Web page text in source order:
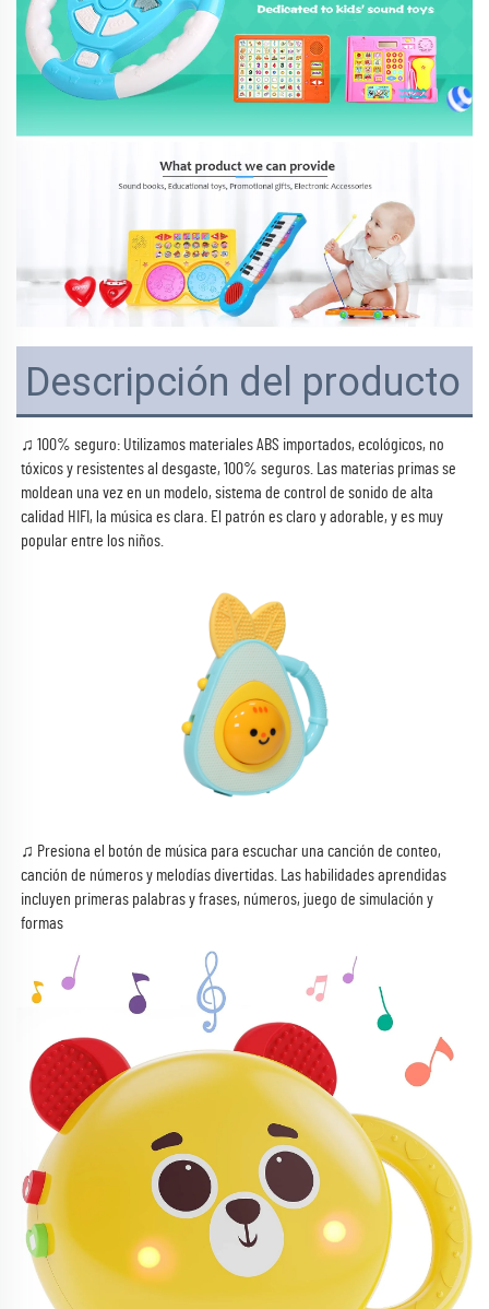
Descripción del producto
♫ 100% seguro: Utilizamos materiales ABS importados, ecológicos, no
tóxicos y resistentes al desgaste, 100% seguros. Las materias primas se
moldean una vez en un modelo, sistema de control de sonido de alta
calidad HIFI, la música es clara. El patrón es claro y adorable, y es muy
popular entre los niños.
♫ Presiona el botón de música para escuchar una canción de conteo,
canción de números y melodías divertidas. Las habilidades aprendidas
incluyen primeras palabras y frases, números, juego de simulación y
formas